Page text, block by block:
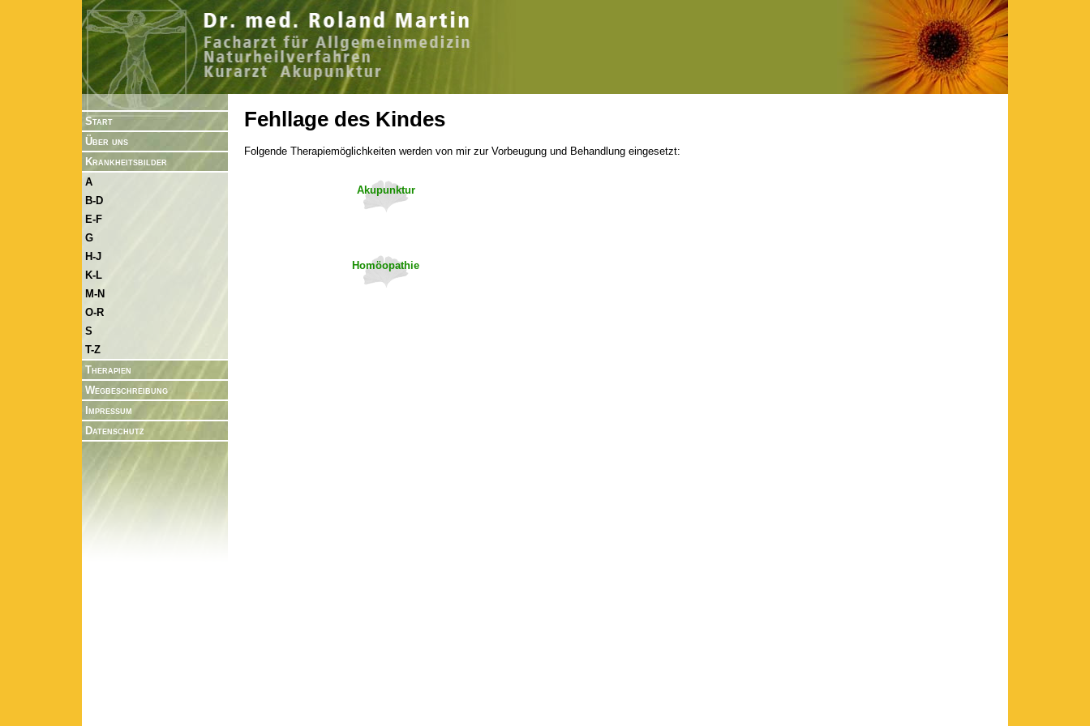
Start
Über uns
Krankheitsbilder
A
B-D
E-F
G
H-J
K-L
M-N
O-R
S
T-Z
Therapien
Wegbeschreibung
Impressum
Datenschutz
Fehllage des Kindes
Folgende Therapiemöglichkeiten werden von mir zur Vorbeugung und Behandlung eingesetzt:
Akupunktur
Homöopathie